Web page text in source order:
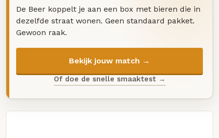
De Beer koppelt je aan een box met bieren die in
dezelfde straat wonen. Geen standaard pakket.
Gewoon raak.
Bekijk jouw match →
Of doe de snelle smaaktest →